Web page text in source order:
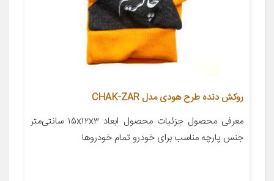
روکش دنده طرح هودی مدل CHAK-ZAR
معرفی محصول جزئیات محصول ابعاد ۱۵x۱۲x۳ سانتی‌متر
جنس پارچه مناسب برای خودرو تمام خودروها